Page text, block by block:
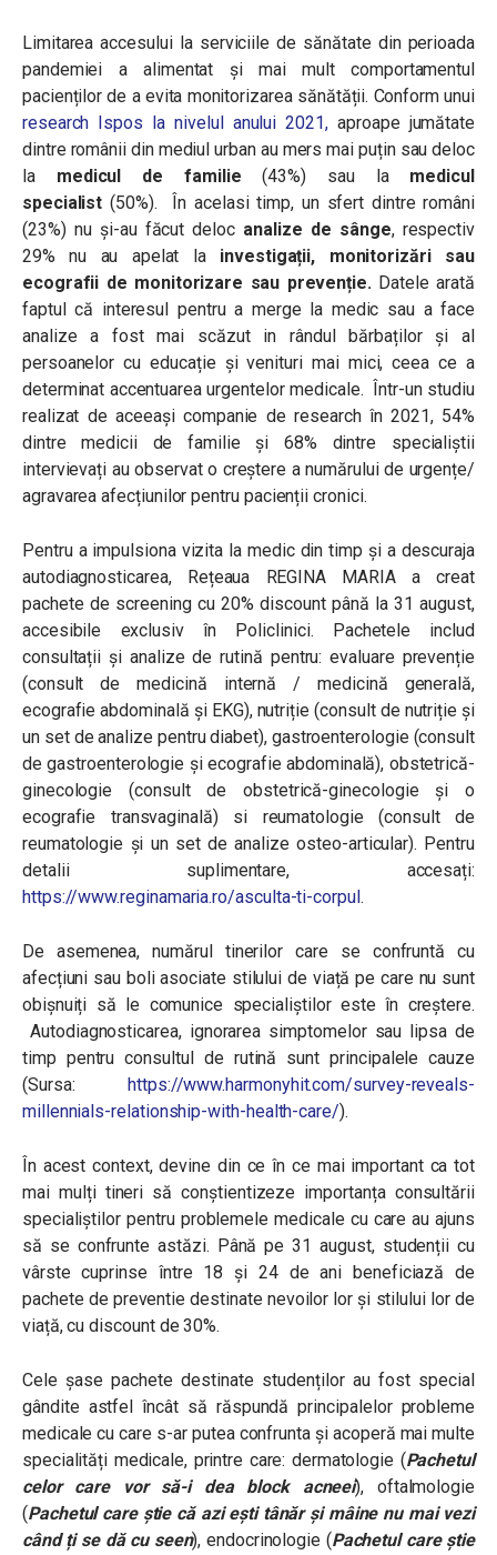
Limitarea accesului la serviciile de sănătate din perioada
pandemiei a alimentat și mai mult comportamentul
pacienților de a evita monitorizarea sănătății. Conform unui
research Ispos la nivelul anului 2021,aproape jumătate
dintre românii din mediul urban au mers mai puțin sau deloc
la medicul de familie (43%) sau la medicul
specialist (50%). În acelasi timp, un sfert dintre români
(23%) nu și-au făcut deloc analize de sânge, respectiv
29% nu au apelat la investigații, monitorizări sau
ecografii de monitorizare sau prevenție.Datele arată
faptul că interesul pentru a merge la medic sau a face
analize a fost mai scăzut in rândul bărbaților și al
persoanelor cu educație și venituri mai mici, ceea ce a
determinat accentuarea urgentelor medicale. Într-un studiu
realizat de aceeași companie de research în 2021, 54%
dintre medicii de familie și 68% dintre specialiștii
intervievați au observat o creștere a numărului de urgențe/
agravarea afecțiunilor pentru pacienții cronici.
Pentru a impulsiona vizita la medic din timp și a descuraja
autodiagnosticarea, Rețeaua REGINA MARIA a creat
pachete de screening cu 20% discount până la 31 august,
accesibile exclusiv în Policlinici. Pachetele includ
consultații și analize de rutină pentru: evaluare prevenție
(consult de medicină internă / medicină generală,
ecografie abdominală și EKG), nutriție (consult de nutriție și
un set de analize pentru diabet), gastroenterologie (consult
de gastroenterologie și ecografie abdominală), obstetrică-
ginecologie (consult de obstetrică-ginecologie și o
ecografie transvaginală) si reumatologie (consult de
reumatologie și un set de analize osteo-articular). Pentru
detalii suplimentare, accesați:
https://www.reginamaria.ro/asculta-ti-corpul.
De asemenea, numărul tinerilor care se confruntă cu
afecțiuni sau boli asociate stilului de viață pe care nu sunt
obișnuiți să le comunice specialiștilor este în creștere.
Autodiagnosticarea, ignorarea simptomelor sau lipsa de
timp pentru consultul de rutină sunt principalele cauze
(Sursa:https://www.harmonyhit.com/survey-reveals-
millennials-relationship-with-health-care/).
În acest context, devine din ce în ce mai important ca tot
mai mulți tineri să conștientizeze importanța consultării
specialiștilor pentru problemele medicale cu care au ajuns
să se confrunte astăzi. Până pe 31 august, studenții cu
vârste cuprinse între 18 și 24 de ani beneficiază de
pachete de preventie destinate nevoilor lor și stilului lor de
viață, cu discount de 30%.
Cele șase pachete destinate studenților au fost special
gândite astfel încât să răspundă principalelor probleme
medicale cu care s-ar putea confrunta și acoperă mai multe
specialități medicale, printre care: dermatologie (Pachetul
celor care vor să-i dea block acneei), oftalmologie
(Pachetul care știe că azi ești tânăr și mâine nu mai vezi
când ți se dă cu seen), endocrinologie (Pachetul care știe